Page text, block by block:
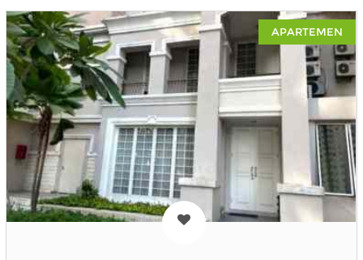
APARTEMEN